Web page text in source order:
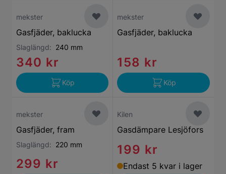
mekster
Gasfjäder, baklucka
Slaglängd: 240 mm
340 kr
Köp
mekster
Gasfjäder, baklucka
158 kr
Köp
mekster
Gasfjäder, fram
Slaglängd: 220 mm
299 kr
Kilen
Gasdämpare Lesjöfors
199 kr
Endast 5 kvar i lager